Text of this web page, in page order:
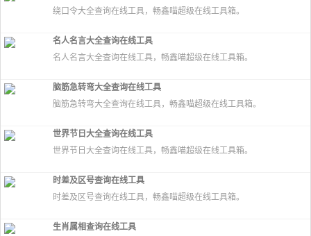
绕口令大全查询在线工具，畅鑫喵超级在线工具箱。
名人名言大全查询在线工具
名人名言大全查询在线工具，畅鑫喵超级在线工具箱。
脑筋急转弯大全查询在线工具
脑筋急转弯大全查询在线工具，畅鑫喵超级在线工具箱。
世界节日大全查询在线工具
世界节日大全查询在线工具，畅鑫喵超级在线工具箱。
时差及区号查询在线工具
时差及区号查询在线工具，畅鑫喵超级在线工具箱。
生肖属相查询在线工具